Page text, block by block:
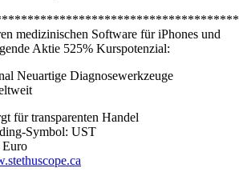
medizinischen Software für iPhones und
Aktie 525% Kurspotenzial:
Neuartige Diagnosewerkzeuge
für transparenten Handel
Symbol: UST